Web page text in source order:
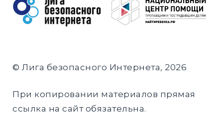
© Лига безопасного Интернета, 2026
При копировании материалов прямая
ссылка на сайт обязательна.